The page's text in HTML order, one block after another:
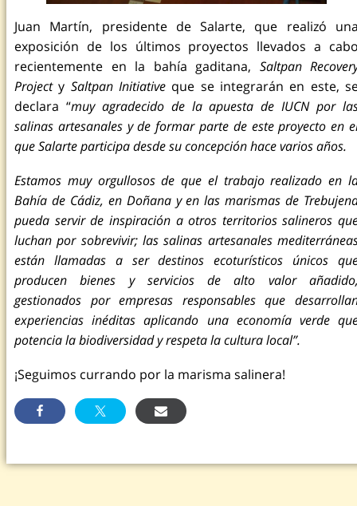
Juan Martín, presidente de Salarte, que realizó
exposición de los últimos proyectos llevados a
recientemente en la bahía gaditana, Saltpan
Projecty Saltpan Initiative que se integrarán en este,
declara “muy agradecido de la apuesta de IUCN por
salinas artesanales y de formar parte de este proyecto en
que Salarte participa desde su concepción hace varios años.
Estamos muy orgullosos de que el trabajo realizado en
Bahía de Cádiz, en Doñana y en las marismas de
pueda servir de inspiración a otros territorios salineros
luchan por sobrevivir; las salinas artesanales
están llamadas a ser destinos ecoturísticos únicos
producen bienes y servicios de alto valor
gestionados por empresas responsables que
experiencias inéditas aplicando una economía verde
potencia la biodiversidad y respeta la cultura local”.
¡Seguimos currando por la marisma salinera!